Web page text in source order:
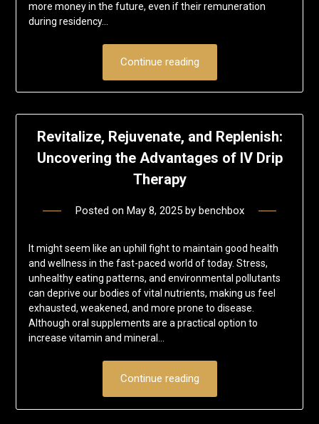
more money in the future, even if their remuneration
during residency…
Continue reading
Revitalize, Rejuvenate, and Replenish:
Uncovering the Advantages of IV Drip
Therapy
Posted on May 8, 2025by benchbox
It might seem like an uphill fight to maintain good health
and wellness in the fast-paced world of today. Stress,
unhealthy eating patterns, and environmental pollutants
can deprive our bodies of vital nutrients, making us feel
exhausted, weakened, and more prone to disease.
Although oral supplements are a practical option to
increase vitamin and mineral…
Continue reading